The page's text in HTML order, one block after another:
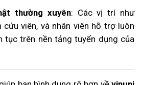
thường xuyên: Các vị trí như
cứu viên, và nhân viên hỗ trợ luôn
tục trên nền tảng tuyển dụng của